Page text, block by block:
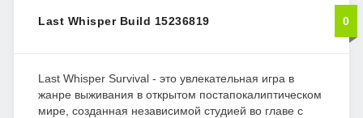
Last Whisper Build 15236819 0
Last Whisper Survival - это увлекательная игра в
жанре выживания в открытом постапокалиптическом
мире, созданная независимой студией во главе с